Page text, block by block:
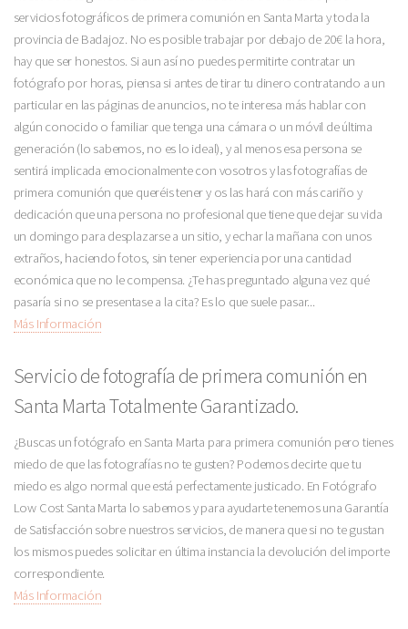
servicios fotográficos de primera comunión en Santa Marta y toda la
provincia de Badajoz. No es posible trabajar por debajo de 20€ la hora,
hay que ser honestos. Si aun así no puedes permitirte contratar un
fotógrafo por horas, piensa si antes de tirar tu dinero contratando a un
particular en las páginas de anuncios, no te interesa más hablar con
algún conocido o familiar que tenga una cámara o un móvil de última
generación (lo sabemos, no es lo ideal), y al menos esa persona se
sentirá implicada emocionalmente con vosotros y las fotografías de
primera comunión que queréis tener y os las hará con más cariño y
dedicación que una persona no profesional que tiene que dejar su vida
un domingo para desplazarse a un sitio, y echar la mañana con unos
extraños, haciendo fotos, sin tener experiencia por una cantidad
económica que no le compensa. ¿Te has preguntado alguna vez qué
pasaría si no se presentase a la cita? Es lo que suele pasar...
Más Información
Servicio de fotografía de primera comunión en
Santa Marta Totalmente Garantizado.
¿Buscas un fotógrafo en Santa Marta para primera comunión pero tienes
miedo de que las fotografías no te gusten? Podemos decirte que tu
miedo es algo normal que está perfectamente justicado. En Fotógrafo
Low Cost Santa Marta lo sabemos y para ayudarte tenemos una Garantía
de Satisfacción sobre nuestros servicios, de manera que si no te gustan
los mismos puedes solicitar en última instancia la devolución del importe
correspondiente.
Más Información